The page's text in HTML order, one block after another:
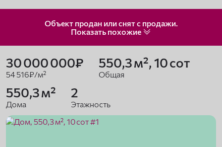
Объект продан или снят с продажи.
Показать похожие
30 000 000₽
54 516₽/м²
550,3 м², 10 сот
Общая
550,3 м²
Дома
2
Этажность